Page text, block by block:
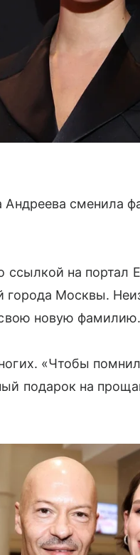
Андреева сменила
ссылкой на портал
города Москвы.
свою новую фамилию.
«Чтобы
подарок на